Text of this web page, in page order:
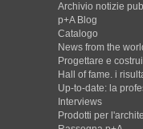
Archivio notizie
p+A Blog
Catalogo
News from the
Progettare e
Hall of fame. i
Up-to-date: la
Interviews
Prodotti per